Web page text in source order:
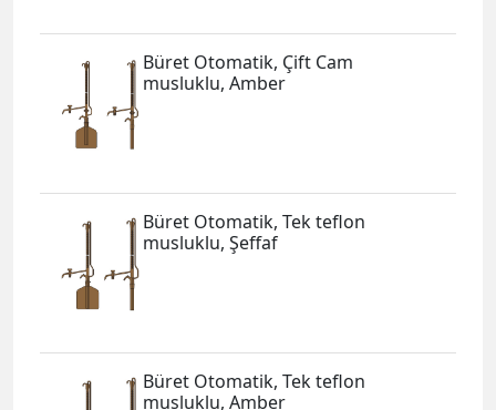
Büret Otomatik, Çift Cam
musluklu, Amber
Büret Otomatik, Tek teflon
musluklu, Şeffaf
Büret Otomatik, Tek teflon
musluklu, Amber